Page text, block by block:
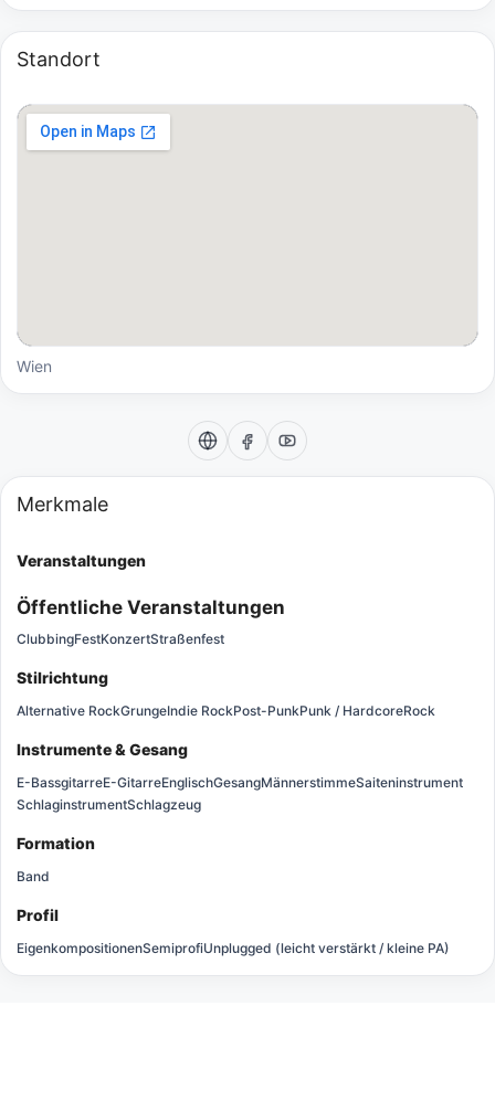
Standort
Wien
Merkmale
Veranstaltungen
Öffentliche Veranstaltungen
ClubbingFestKonzertStraßenfest
Stilrichtung
Alternative RockGrungeIndie RockPost-PunkPunk / HardcoreRock
Instrumente & Gesang
E-BassgitarreE-GitarreEnglischGesangMännerstimmeSaiteninstrument
SchlaginstrumentSchlagzeug
Formation
Band
Profil
EigenkompositionenSemiprofiUnplugged (leicht verstärkt / kleine PA)